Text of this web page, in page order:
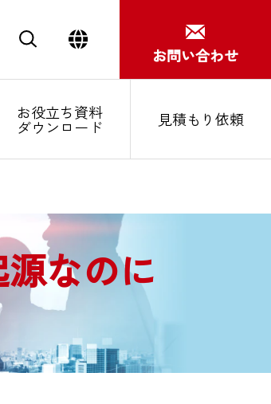
お問い合わせ
お役立ち資料
ダウンロード 見積もり依頼
なのに